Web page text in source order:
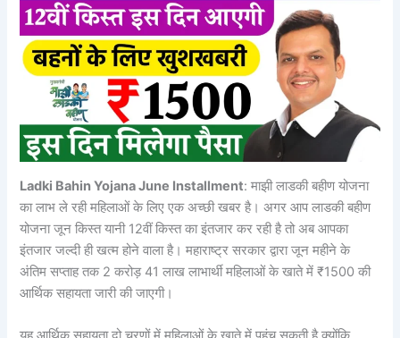
Ladki Bahin Yojana June Installment: माझी लाडकी बहीण योजना
का लाभ ले रही महिलाओं के लिए एक अच्छी खबर है। अगर आप लाडकी बहीण
योजना जून किस्त यानी 12वीं किस्त का इंतजार कर रही है तो अब आपका
इंतजार जल्दी ही खत्म होने वाला है। महाराष्ट्र सरकार द्वारा जून महीने के
अंतिम सप्ताह तक 2 करोड़ 41 लाख लाभार्थी महिलाओं के खाते में ₹1500 की
आर्थिक सहायता जारी की जाएगी।